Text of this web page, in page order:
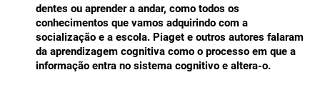
dentes ou aprender a andar, como todos os
conhecimentos que vamos adquirindo com a
socialização e a escola. Piaget e outros autores falaram
da aprendizagem cognitiva como o processo em que a
informação entra no sistema cognitivo e altera-o.